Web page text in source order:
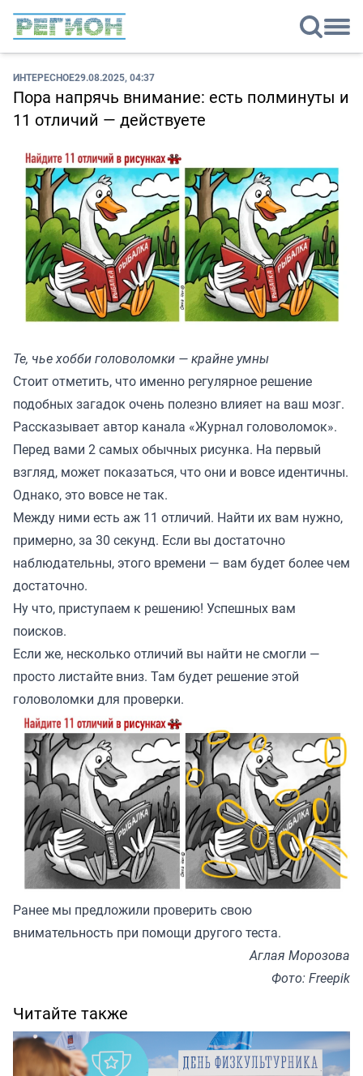
ИНТЕРЕСНОЕ29.08.2025, 04:37
Пора напрячь внимание: есть полминуты и
11 отличий — действуете
Те, чье хобби головоломки — крайне умны
Стоит отметить, что именно регулярное решение
подобных загадок очень полезно влияет на ваш мозг.
Рассказывает автор канала «Журнал головоломок».
Перед вами 2 самых обычных рисунка. На первый
взгляд, может показаться, что они и вовсе идентичны.
Однако, это вовсе не так.
Между ними есть аж 11 отличий. Найти их вам нужно,
примерно, за 30 секунд. Если вы достаточно
наблюдательны, этого времени — вам будет более чем
достаточно.
Ну что, приступаем к решению! Успешных вам
поисков.
Если же, несколько отличий вы найти не смогли —
просто листайте вниз. Там будет решение этой
головоломки для проверки.
Ранее мы предложили проверить свою
внимательность при помощи другого теста.
Аглая Морозова
Фото: Freepik
Читайте также